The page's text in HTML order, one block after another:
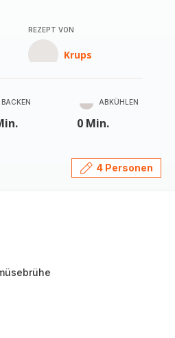
REZEPT VON
Krups
BACKEN ABKÜHLEN
0 Min.
4 Personen